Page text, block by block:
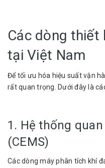
Các dòng
tại Việt Nam
Để tối ưu hóa hiệu suất vận
rất quan trọng. Dưới đây là
1. Hệ thống
(CEMS)
Các dòng máy phân tích khí